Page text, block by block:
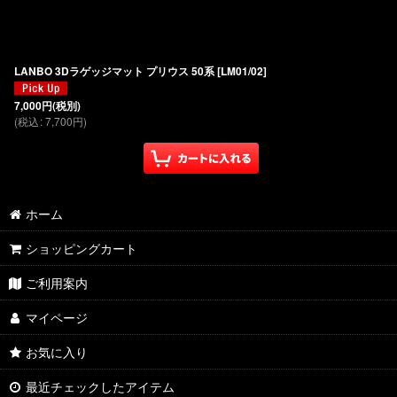
LANBO 3Dラゲッジマット プリウス 50系[LM01/02]
7,000円(税別)
(税込:7,700円)
ホーム
ショッピングカート
ご利用案内
マイページ
お気に入り
最近チェックしたアイテム